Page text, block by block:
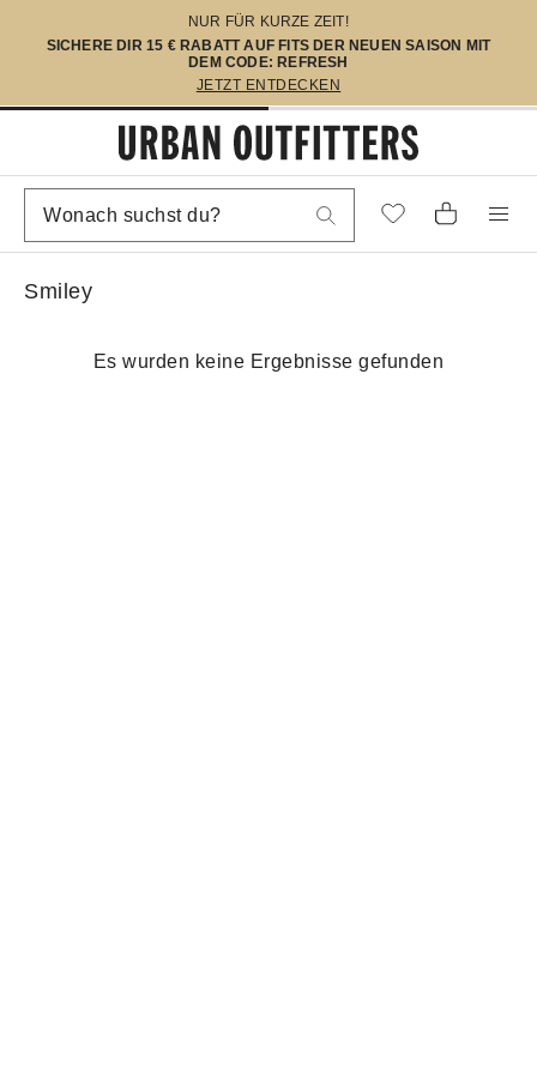
NUR FÜR KURZE ZEIT!
SICHERE DIR 15 € RABATT AUF FITS DER NEUEN SAISON MIT
DEM CODE: REFRESH
JETZT ENTDECKEN
Smiley
Es wurden keine Ergebnisse gefunden